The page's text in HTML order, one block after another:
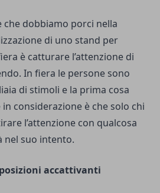
che dobbiamo porci nella
di uno stand per
è catturare l’attenzione di
In fiera le persone sono
di stimoli e la prima cosa
considerazione è che solo chi
l’attenzione con qualcosa
nel suo intento.
accattivanti